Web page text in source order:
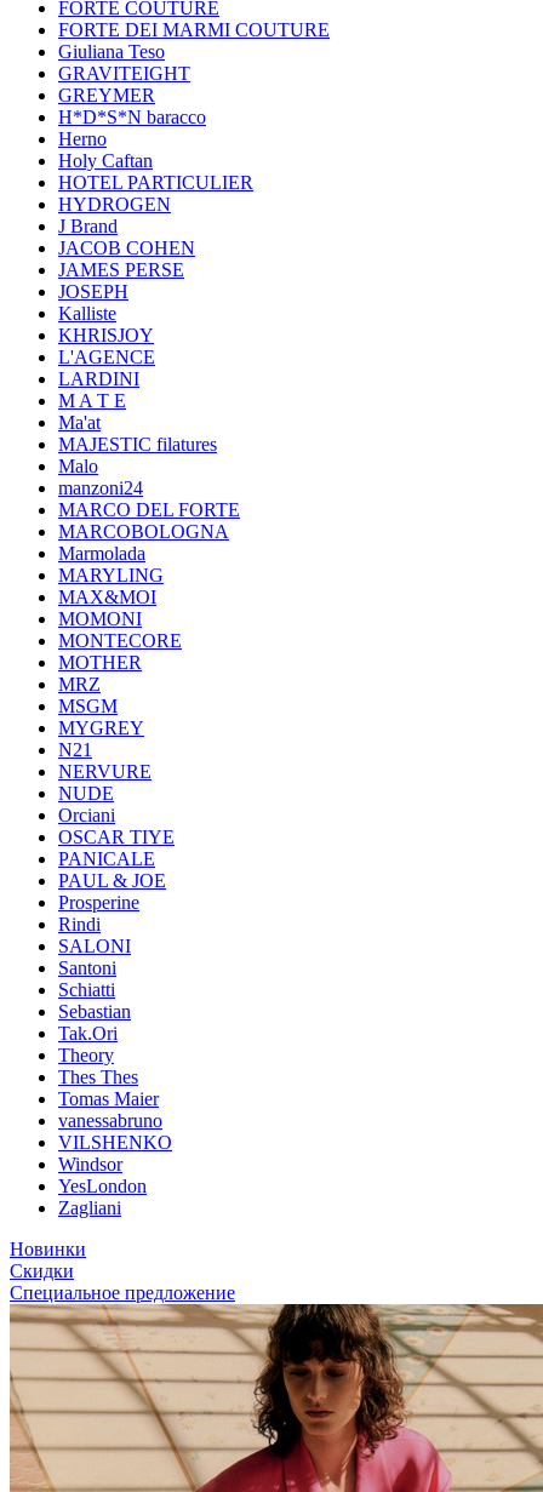
FORTE COUTURE
FORTE DEI MARMI COUTURE
Giuliana Teso
GRAVITEIGHT
GREYMER
H*D*S*N baracco
Herno
Holy Caftan
HOTEL PARTICULIER
HYDROGEN
J Brand
JACOB COHEN
JAMES PERSE
JOSEPH
Kalliste
KHRISJOY
L'AGENCE
LARDINI
M A T E
Ma'at
MAJESTIC filatures
Malo
manzoni24
MARCO DEL FORTE
MARCOBOLOGNA
Marmolada
MARYLING
MAX&MOI
MOMONI
MONTECORE
MOTHER
MRZ
MSGM
MYGREY
N21
NERVURE
NUDE
Orciani
OSCAR TIYE
PANICALE
PAUL & JOE
Prosperine
Rindi
SALONI
Santoni
Schiatti
Sebastian
Tak.Ori
Theory
Thes Thes
Tomas Maier
vanessabruno
VILSHENKO
Windsor
YesLondon
Zagliani
Новинки
Скидки
Специальное предложение